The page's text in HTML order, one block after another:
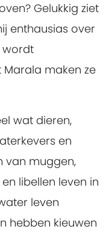
Gelukkig ziet
enthausias over
wordt
maken ze
wat dieren,
en
van muggen,
libellen leven in
leven
hebben kieuwen